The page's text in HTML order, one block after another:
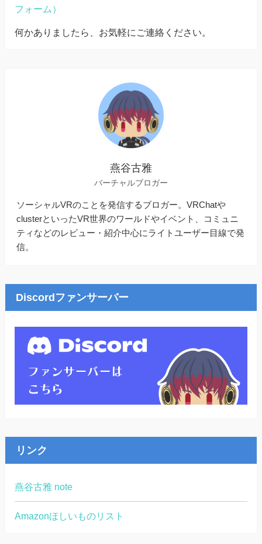
フォーム）
何かありましたら、お気軽にご連絡ください。
燕谷古雅
バーチャルブロガー
ソーシャルVRのことを発信するブロガー。VRChatや
clusterといったVR世界のワールドやイベント、コミュニ
ティなどのレビュー・紹介中心にライトユーザー目線で発
信。
Discordファンサーバー
リンク
燕谷古雅 note
Amazonほしいものリスト